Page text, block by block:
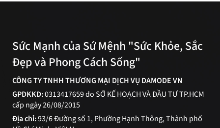
Sức Mạnh của Sứ Mệnh "Sức Khỏe, Sắc
Đẹp và Phong Cách Sống"
CÔNG TY TNHH THƯƠNG MẠI DỊCH VỤ DAMODE VN
GPDKKD:0313417659 do SỞ KẾ HOẠCH VÀ ĐẦU TƯ TP.HCM
cấp ngày 26/08/2015
Địa chỉ:93/6 Đường số 1, Phường Hạnh Thông, Thành phố